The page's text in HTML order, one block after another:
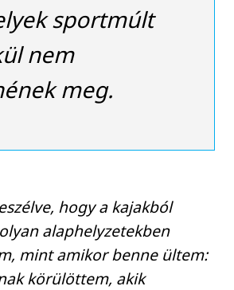
sportmúlt
nem
meg.
hogy a kajakból
alaphelyzetekben
mint amikor benne ültem:
körülöttem, akik